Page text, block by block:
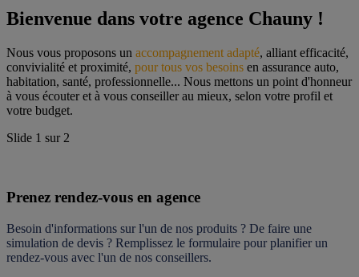
Bienvenue dans votre agence Chauny !
Nous vous proposons un accompagnement adapté, alliant efficacité,
convivialité et proximité, pour tous vos besoins en assurance auto,
habitation, santé, professionnelle... Nous mettons un point d'honneur
à vous écouter et à vous conseiller au mieux, selon votre profil et
votre budget.
Slide 1 sur 2
Prenez rendez-vous en agence
Besoin d'informations sur l'un de nos produits ? De faire une
simulation de devis ? Remplissez le formulaire pour planifier un
rendez-vous avec l'un de nos conseillers.